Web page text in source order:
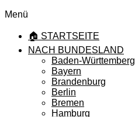
Menü
🏠 STARTSEITE
NACH BUNDESLAND
Baden-Württemberg
Bayern
Brandenburg
Berlin
Bremen
Hamburg